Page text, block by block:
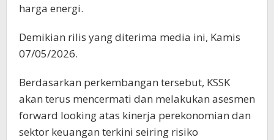
harga energi.
Demikian rilis yang diterima media ini, Kamis
07/05/2026.
Berdasarkan perkembangan tersebut, KSSK
akan terus mencermati dan melakukan asesmen
forward looking atas kinerja perekonomian dan
sektor keuangan terkini seiring risiko